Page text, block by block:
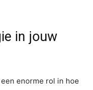
in jouw
enorme rol in hoe